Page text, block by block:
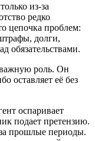
из-за
редко
цепочка проблем:
долги,
обязательствами.
роль. Он
оставляет её без
оспаривает
подает претензию.
прошлые периоды.